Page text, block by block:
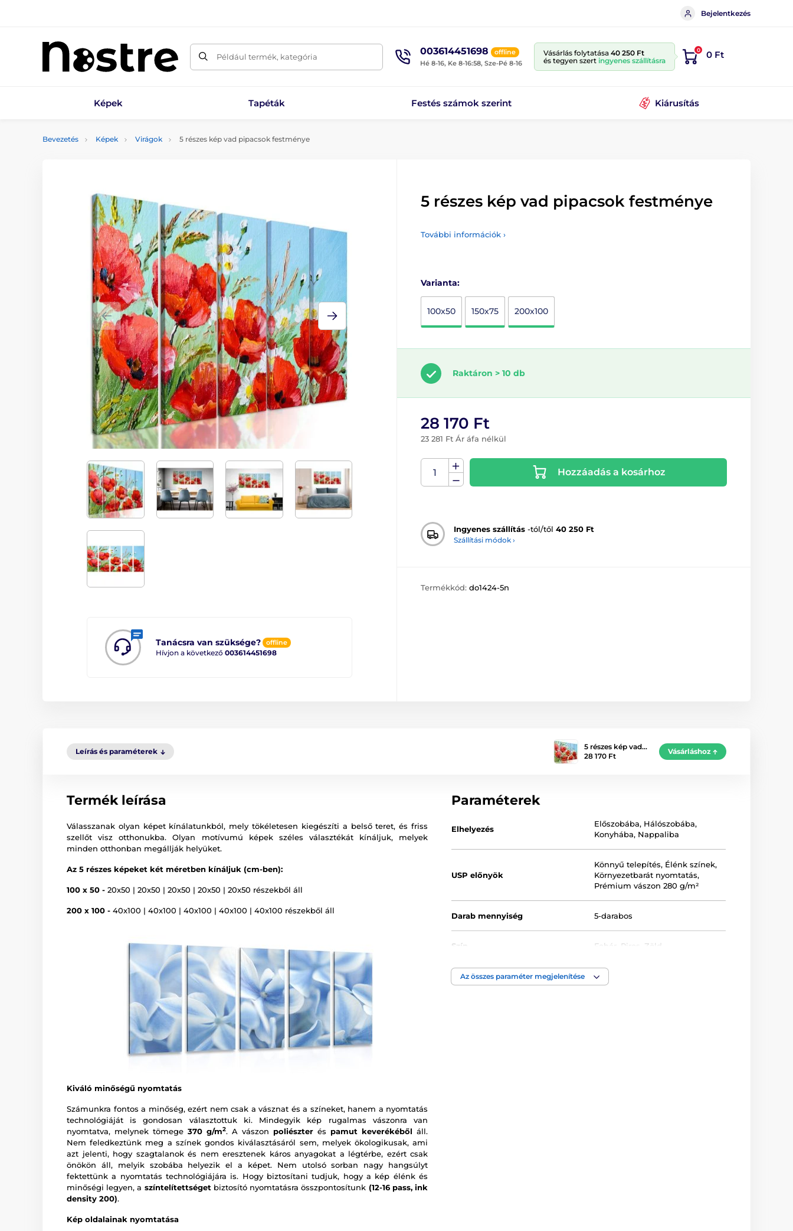
Bejelentkezés
Például termék, kategória 003614451698
offline
Hé 8-16, Ke 8-16:58, Sze-Pé 8-16
Vásárlás folytatása 40 250 Ft
és tegyen szert ingyenes szállításra
0 0 Ft
Képek Tapéták Festés számok szerint Kiárusítás
Bevezetés Képek Virágok 5 részes kép vad pipacsok festménye
Tanácsra van szüksége? offline
Hívjon a következő 003614451698
5 részes kép vad pipacsok festménye
További információk ›
Varianta:
100x50 150x75 200x100
Raktáron > 10 db
28 170 Ft
23 281 Ft Ár áfa nélkül
Hozzáadás a kosárhoz
Ingyenes szállítás -tól/től 40 250 Ft
Szállítási módok ›
Termékkód: do1424-5n
Leírás és paraméterek
5 részes kép vad…
28 170 Ft
Vásárláshoz
Termék leírása
Válasszanak olyan képet kínálatunkból, mely tökéletesen kiegészíti a belső teret, és friss
szellőt visz otthonukba. Olyan motívumú képek széles választékát kínáljuk, melyek
minden otthonban megállják helyüket.
Az 5 részes képeket két méretben kínáljuk (cm-ben):
100 x 50 - 20x50 | 20x50 | 20x50 | 20x50 | 20x50 részekből áll
200 x 100 - 40x100 | 40x100 | 40x100 | 40x100 | 40x100 részekből áll
Kiváló minőségű nyomtatás
Számunkra fontos a minőség, ezért nem csak a vásznat és a színeket, hanem a nyomtatás
technológiáját is gondosan választottuk ki. Mindegyik kép rugalmas vászonra van
nyomtatva, melynek tömege370 g/m2. A vászon poliészter és pamut keverékéből áll.
Nem feledkeztünk meg a színek gondos kiválasztásáról sem, melyek ökologikusak, ami
azt jelenti, hogy szagtalanok és nem eresztenek káros anyagokat a légtérbe, ezért csak
önökön áll, melyik szobába helyezik el a képet. Nem utolsó sorban nagy hangsúlyt
fektettünk a nyomtatás technológiájára is. Hogy biztosítani tudjuk, hogy a kép élénk és
minőségi legyen, a színtelítettséget biztosító nyomtatásra összpontosítunk (12-16 pass, ink
density 200).
Kép oldalainak nyomtatása
Paraméterek
Elhelyezés
Előszobába, Hálószobába,
Konyhába, Nappaliba
USP előnyök
Könnyű telepítés, Élénk színek,
Környezetbarát nyomtatás,
Prémium vászon 280 g/m²
Darab mennyiség 5-darabos
Szín Fehér Piros Zöld
Kép technológia
Egyenes
Nyomtatott
Az összes paraméter megjelenítése